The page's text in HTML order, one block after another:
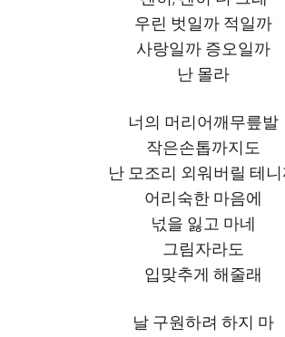
우린 벗일까 적일까
사랑일까 증오일까
난 몰라
너의 머리어깨무릎발
작은손톱까지도
난 모조리 외워버릴 테
어리숙한 마음에
넋을 잃고 마네
그림자라도
입맞추게 해줄래
날 구원하려 하지 마